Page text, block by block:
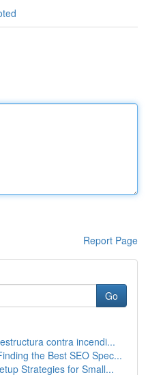
Report Page
Go
contra incendi...
the Best SEO Spec...
Strategies for Small...